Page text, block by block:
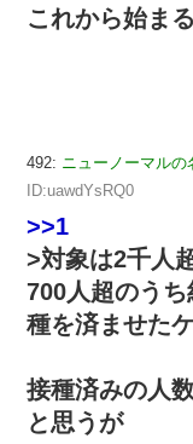
これから始ま
492: ニューノーマルの
ID:uawdYsRQ0
>>1
>対象は2千人
700人超のう
種を済ませた
接種済みの人
と思うが